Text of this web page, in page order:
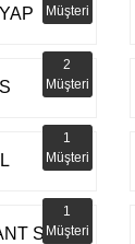
Müşteri
2
Müşteri
1
Müşteri
SHOW
1
Müşteri